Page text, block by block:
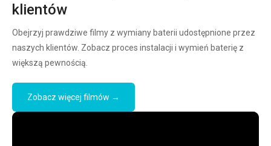
klientów
Obejrzyj prawdziwe filmy z wymiany baterii udostępnione przez
naszych klientów. Zobacz proces instalacji i wymień baterię z
większą pewnością.
Zobacz więcej filmów →